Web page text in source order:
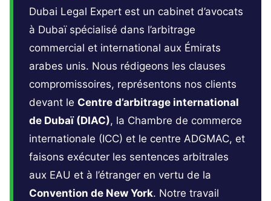
Dubai Legal Expert est un cabinet d’avocats
à Dubaï spécialisé dans l’arbitrage
commercial et international aux Émirats
arabes unis. Nous rédigeons les clauses
compromissoires, représentons nos clients
devant le Centre d’arbitrage international
de Dubaï (DIAC), la Chambre de commerce
internationale (ICC) et le centre ADGMAC, et
faisons exécuter les sentences arbitrales
aux EAU et à l’étranger en vertu de la
Convention de New York. Notre travail